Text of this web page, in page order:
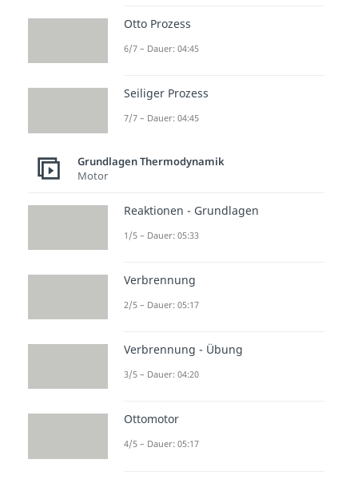
durch die Temperatur der
Imletzten Kreislaufwird die
nutzbareWärmeenergie
gespeichert
verwendet werden kann. Mit
Heizungen
Fußböden
Wasserim Haushalt erwärmt
Wenn die Energie nicht sofort
Otto Prozess
6/7 – Dauer: 04:45
Seiliger Prozess
7/7 – Dauer: 04:45
Grundlagen Thermodynamik
Motor
Reaktionen - Grundlagen
1/5 – Dauer: 05:33
Verbrennung
2/5 – Dauer: 05:17
Verbrennung - Übung
3/5 – Dauer: 04:20
Ottomotor
4/5 – Dauer: 05:17